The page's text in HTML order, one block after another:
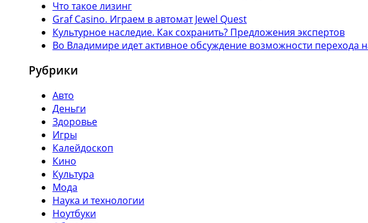
Что такое лизинг
Graf Casino. Играем в автомат Jewel Quest
Культурное наследие. Как сохранить? Предложения экспертов
Во Владимире идет активное обсуждение возможности
Рубрики
Авто
Деньги
Здоровье
Игры
Калейдоскоп
Кино
Культура
Мода
Наука и технологии
Ноутбуки